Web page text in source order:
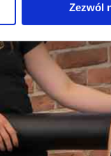
Zezwól